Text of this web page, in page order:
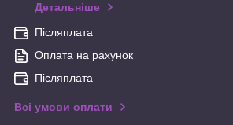
Детальніше
Післяплата
Оплата на рахунок
Післяплата
Всі умови оплати